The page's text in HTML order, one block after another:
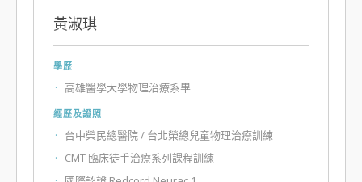
黃淑琪
學歷
高雄醫學大學物理治療系畢
經歷及證照
台中榮民總醫院 / 台北榮總兒童物理治療訓練
CMT 臨床徒手治療系列課程訓練